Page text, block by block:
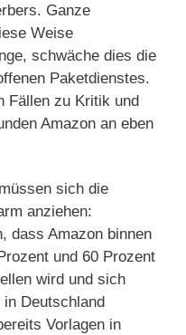
Ganze
Weise
schwäche dies die
Paketdienstes.
Fällen zu Kritik und
Amazon an eben
sich die
anziehen:
dass Amazon binnen
und 60 Prozent
wird und sich
Deutschland
Vorlagen in